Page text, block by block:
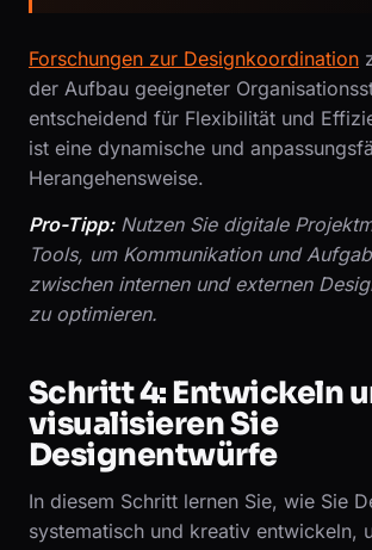
Forschungen zur Designkoordination
der Aufbau geeigneter
entscheidend für Flexibilität und
ist eine dynamische und
Herangehensweise.
Pro-Tipp: Nutzen Sie digitale
Tools, um Kommunikation und
zwischen internen und externen
zu optimieren.
Schritt 4: Entwickeln
visualisieren Sie
Designentwürfe
In diesem Schritt lernen Sie, wie Sie
systematisch und kreativ entwickeln,